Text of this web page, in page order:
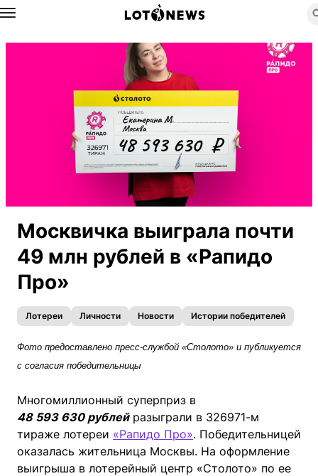
Назад
Москвичка выиграла почти
49 млн рублей в «Рапидо
Про»
Лотереи Личности Новости Истории победителей
Фото предоставлено пресс-службой «Столото» и публикуется
с согласия победительницы
Многомиллионный суперприз в
48 593 630 рублейразыграли в 326971-м
тираже лотереи «Рапидо Про». Победительницей
оказалась жительница Москвы. На оформление
выигрыша в лотерейный центр «Столото» по ее